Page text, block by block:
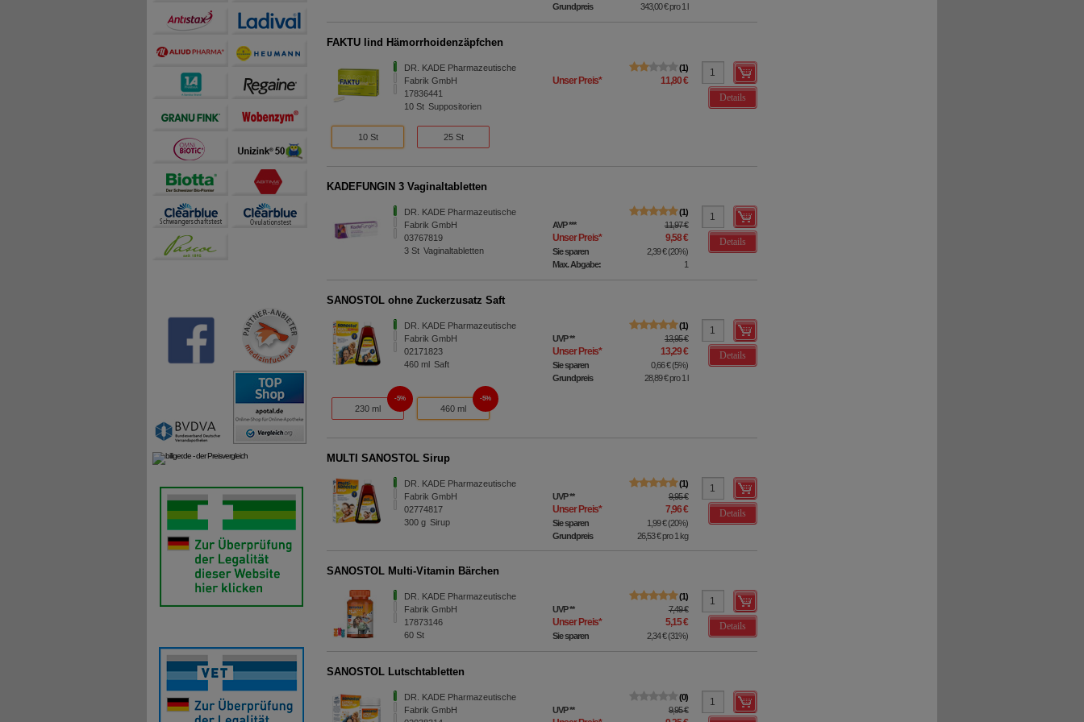
Grundpreis
343,00 €pro 1 l
FAKTU lind Hämorrhoidenzäpfchen
DR. KADE Pharmazeutische
Fabrik GmbH
17836441
10St Suppositorien
1
Unser Preis*
11,80 €
Details
10 St 25 St
KADEFUNGIN 3 Vaginaltabletten
DR. KADE Pharmazeutische
Fabrik GmbH
03767819
3St Vaginaltabletten
1
AVP*** 11,97 €
Unser Preis* 9,58 €
Sie sparen 2,39 €(20%)
Max. Abgabe:
1
Details
SANOSTOL ohne Zuckerzusatz Saft
DR. KADE Pharmazeutische
Fabrik GmbH
02171823
460 ml Saft
1
UVP** 13,95 €
Unser Preis* 13,29 €
Sie sparen 0,66 €(5%)
Grundpreis
28,89 €pro 1 l
Details
230 ml
5%
460 ml
5%
MULTI SANOSTOL Sirup
DR. KADE Pharmazeutische
Fabrik GmbH
02774817
300g Sirup
1
UVP** 9,95 €
Unser Preis* 7,96 €
Sie sparen 1,99 €(20%)
Grundpreis
26,53 €pro 1 kg
Details
SANOSTOL Multi-Vitamin Bärchen
DR. KADE Pharmazeutische
Fabrik GmbH
17873146
60St
1
UVP** 7,49 €
Unser Preis* 5,15 €
Sie sparen 2,34 €(31%)
Details
SANOSTOL Lutschtabletten
DR. KADE Pharmazeutische
Fabrik GmbH
0
UVP** 9,95 €